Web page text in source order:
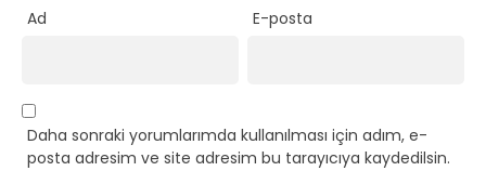
Ad E-posta
Daha sonraki yorumlarımda kullanılması için adım, e-
posta adresim ve site adresim bu tarayıcıya kaydedilsin.